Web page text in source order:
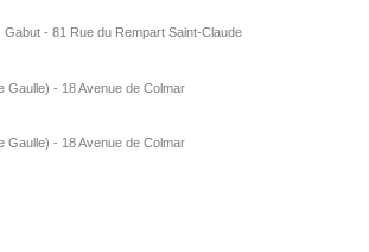
- 81 Rue du Rempart Saint-Claude
Gaulle) - 18 Avenue de Colmar
Gaulle) - 18 Avenue de Colmar